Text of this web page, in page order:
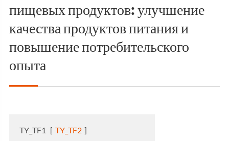
пищевых продуктов: улучшение
качества продуктов питания и
повышение потребительского
опыта
TY_TF1 [ TY_TF2 ]